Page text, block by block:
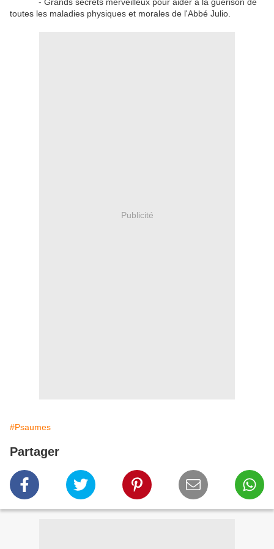
toutes les maladies physiques et morales de l'Abbé Julio.
Publicité
#Psaumes
Partager